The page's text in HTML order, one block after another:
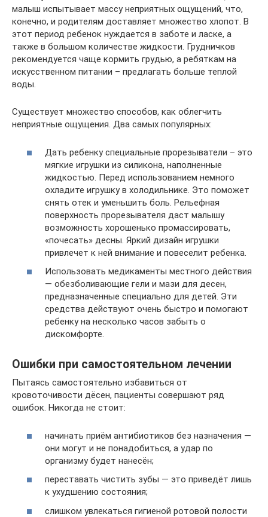
малыш испытывает массу неприятных ощущений, что,
конечно, и родителям доставляет множество хлопот. В
этот период ребенок нуждается в заботе и ласке, а
также в большом количестве жидкости. Грудничков
рекомендуется чаще кормить грудью, а ребяткам на
искусственном питании – предлагать больше теплой
воды.
Существует множество способов, как облегчить
неприятные ощущения. Два самых популярных:
Дать ребенку специальные прорезыватели – это
мягкие игрушки из силикона, наполненные
жидкостью. Перед использованием немного
охладите игрушку в холодильнике. Это поможет
снять отек и уменьшить боль. Рельефная
поверхность прорезывателя даст малышу
возможность хорошенько промассировать,
«почесать» десны. Яркий дизайн игрушки
привлечет к ней внимание и повеселит ребенка.
Использовать медикаменты местного действия
— обезболивающие гели и мази для десен,
предназначенные специально для детей. Эти
средства действуют очень быстро и помогают
ребенку на несколько часов забыть о
дискомфорте.
Ошибки при самостоятельном лечении
Пытаясь самостоятельно избавиться от
кровоточивости дёсен, пациенты совершают ряд
ошибок. Никогда не стоит:
начинать приём антибиотиков без назначения —
они могут и не понадобиться, а удар по
организму будет нанесён;
переставать чистить зубы — это приведёт лишь
к ухудшению состояния;
слишком увлекаться гигиеной ротовой полости